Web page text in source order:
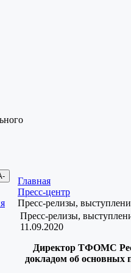
Главная
Пресс-центр
Пресс-релизы,
Пресс-релизы,
11.09.2020
Директор ТФОМС
докладом об